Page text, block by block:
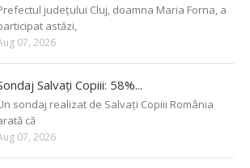
județului Cluj, doamna Maria Forna, a
astăzi,
07, 2026
Salvați Copiii: 58%...
sondaj realizat de Salvați Copiii România
că
07, 2026